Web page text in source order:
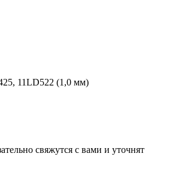
11LD522 (1,0 мм)
свяжутся с вами и уточнят